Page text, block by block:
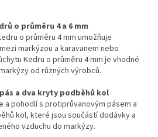
o průměru 4 a 6 mm
o průměru 4 mm umožňuje
markýzou a karavanem nebo
Kedru o průměru 4 mm je vhodné
od různých výrobců.
a dva kryty podběhů kol
a pohodlí s protiprůvanovým pásem a
kol, které jsou součástí dodávky a
vzduchu do markýzy.